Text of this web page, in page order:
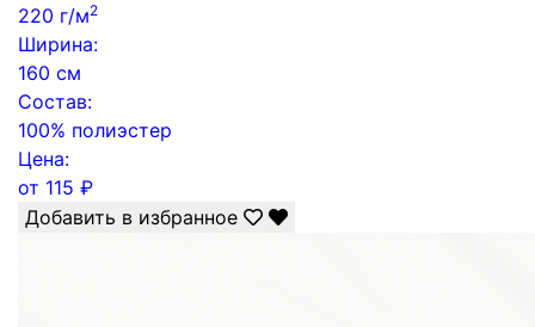
220 г/м2
Ширина:
160 см
Состав:
100% полиэстер
Цена:
от 115 ₽
Добавить в избранное